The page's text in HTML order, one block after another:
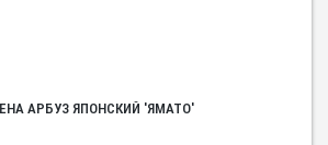
АРБУЗ ЯПОНСКИЙ 'ЯМАТО'